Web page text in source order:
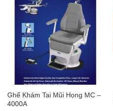
Ghế Khám Tai Mũi Họng MC –
4000A